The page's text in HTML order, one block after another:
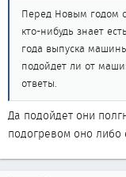
Перед Новым годом
кто-нибудь знает
года выпуска
подойдет ли от
ответы.
Да подойдет они
подогревом оно либо